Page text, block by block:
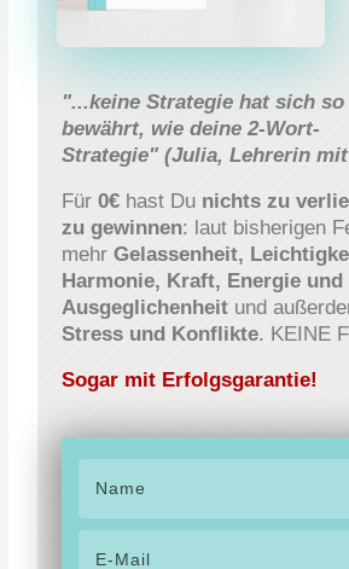
"...keine Strategie hat sich
bewährt, wie deine 2-Wort-
Strategie"(Julia, Lehrerin
Für0€ hast Du nichts zu
zu gewinnen: laut bisherigen
mehrGelassenheit,
Harmonie, Kraft, Energie und
Ausgeglichenheit und
Stress und Konflikte. KEINE
Sogar mit Erfolgsgarantie!